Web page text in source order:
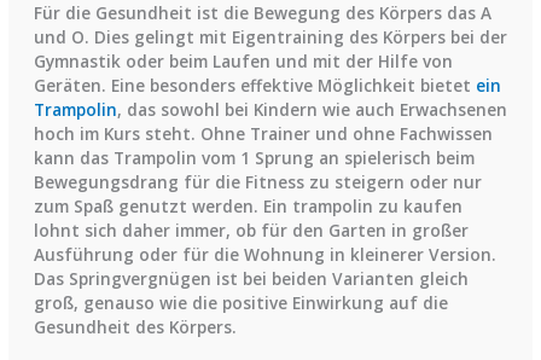
Für die Gesundheit ist die Bewegung des Körpers das A
und O. Dies gelingt mit Eigentraining des Körpers bei der
Gymnastik oder beim Laufen und mit der Hilfe von
Geräten. Eine besonders effektive Möglichkeit bietet ein
Trampolin, das sowohl bei Kindern wie auch Erwachsenen
hoch im Kurs steht. Ohne Trainer und ohne Fachwissen
kann das Trampolin vom 1 Sprung an spielerisch beim
Bewegungsdrang für die Fitness zu steigern oder nur
zum Spaß genutzt werden. Ein trampolin zu kaufen
lohnt sich daher immer, ob für den Garten in großer
Ausführung oder für die Wohnung in kleinerer Version.
Das Springvergnügen ist bei beiden Varianten gleich
groß, genauso wie die positive Einwirkung auf die
Gesundheit des Körpers.